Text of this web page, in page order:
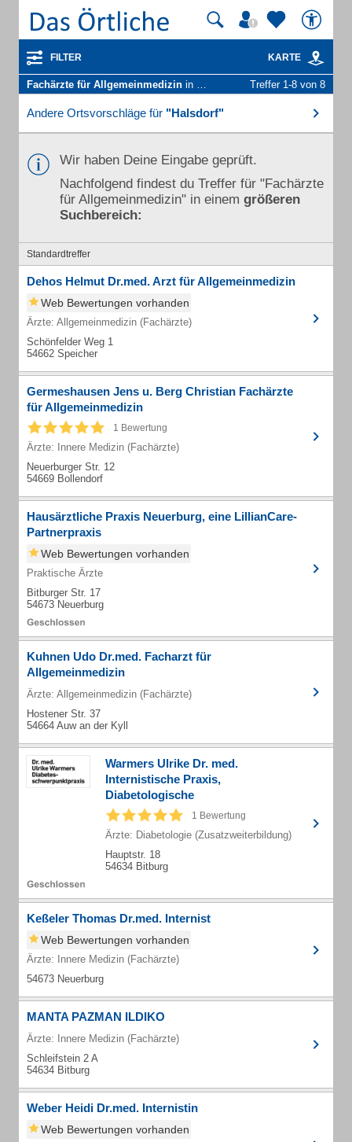
FILTER KARTE
Fachärzte für Allgemeinmedizin in Halsdorf Treffer 1-8 von 8
Andere Ortsvorschläge für "Halsdorf"
Wir haben Deine Eingabe geprüft.
Nachfolgend findest du Treffer für "Fachärzte
für Allgemeinmedizin" in einem größeren
Suchbereich:
Standardtreffer
Dehos Helmut Dr.med. Arzt für Allgemeinmedizin
Web Bewertungen vorhanden
Ärzte: Allgemeinmedizin (Fachärzte)
Schönfelder Weg 1
54662 Speicher
Germeshausen Jens u. Berg Christian Fachärzte
für Allgemeinmedizin
1 Bewertung
Ärzte: Innere Medizin (Fachärzte)
Neuerburger Str. 12
54669 Bollendorf
Hausärztliche Praxis Neuerburg, eine LillianCare-
Partnerpraxis
Web Bewertungen vorhanden
Praktische Ärzte
Bitburger Str. 17
54673 Neuerburg
Kuhnen Udo Dr.med. Facharzt für
Allgemeinmedizin
Ärzte: Allgemeinmedizin (Fachärzte)
Hostener Str. 37
54664 Auw an der Kyll
Warmers Ulrike Dr. med.
Internistische Praxis,
Diabetologische
Schwerpunktpraxis, Innere Me...
1 Bewertung
Ärzte: Diabetologie (Zusatzweiterbildung)
Hauptstr. 18
54634 Bitburg
Keßeler Thomas Dr.med. Internist
Web Bewertungen vorhanden
Ärzte: Innere Medizin (Fachärzte)
54673 Neuerburg
MANTA PAZMAN ILDIKO
Ärzte: Innere Medizin (Fachärzte)
Schleifstein 2 A
54634 Bitburg
Weber Heidi Dr.med. Internistin
Web Bewertungen vorhanden